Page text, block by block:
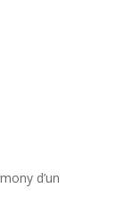
d’un